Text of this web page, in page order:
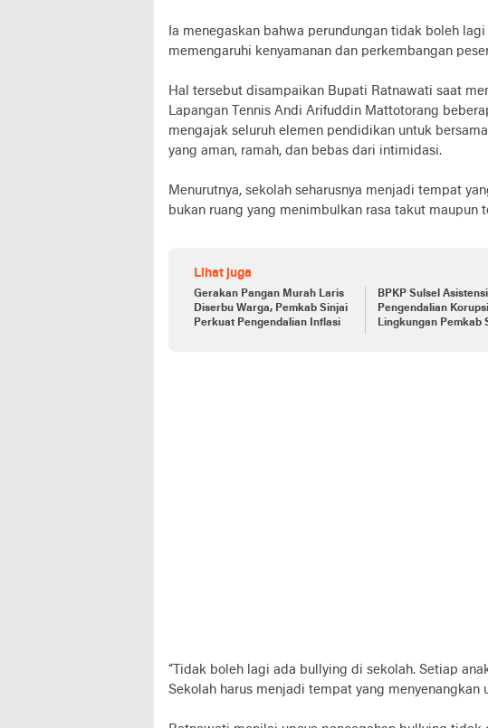
Ia menegaskan bahwa perundungan tidak boleh
memengaruhi kenyamanan dan perkembangan
Hal tersebut disampaikan Bupati Ratnawati saat
Lapangan Tennis Andi Arifuddin Mattotorang
mengajak seluruh elemen pendidikan untuk
yang aman, ramah, dan bebas dari intimidasi.
Menurutnya, sekolah seharusnya menjadi tempat
bukan ruang yang menimbulkan rasa takut maupun
Lihat juga
Gerakan Pangan Murah Laris
Diserbu Warga, Pemkab Sinjai
Perkuat Pengendalian Inflasi
BPKP Sulsel Asistensi
Pengendalian
Lingkungan Pemkab
“Tidak boleh lagi ada bullying di sekolah. Setiap
Sekolah harus menjadi tempat yang menyenangkan